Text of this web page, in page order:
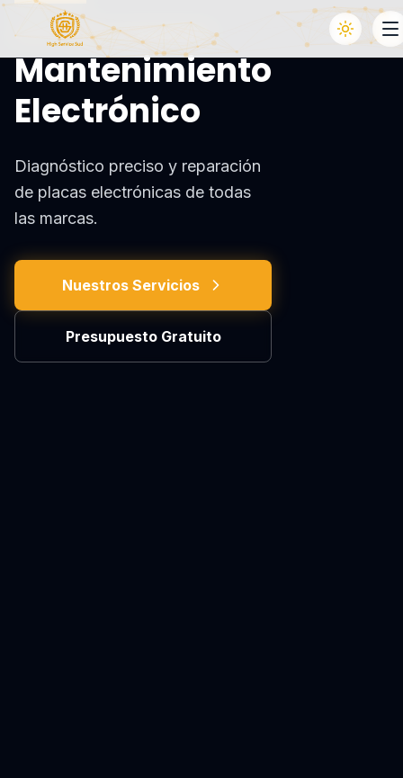
SOLUCIONES AVANZADAS
Mantenimiento
Electrónico
Diagnóstico preciso y reparación
de placas electrónicas de todas
las marcas.
Nuestros Servicios
Presupuesto Gratuito